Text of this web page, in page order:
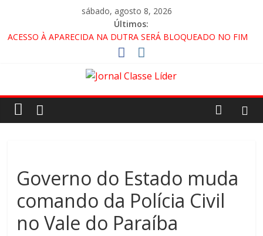
sábado, agosto 8, 2026
Últimos:
ACESSO À APARECIDA NA DUTRA SERÁ BLOQUEADO NO FIM
DE SEMANA; MOTORISTAS DEVEM USAR ROTAS
🚨 LORENA, PINDAMONHANGABA E QUELUZ NA RETA FINAL
CRUZEIRO VIRA CENÁRIO DE FILME NACIONAL COM ESTREIA
PREVISTA PARA 2027!
Governo do Estado muda
comando da Polícia Civil
no Vale do Paraíba